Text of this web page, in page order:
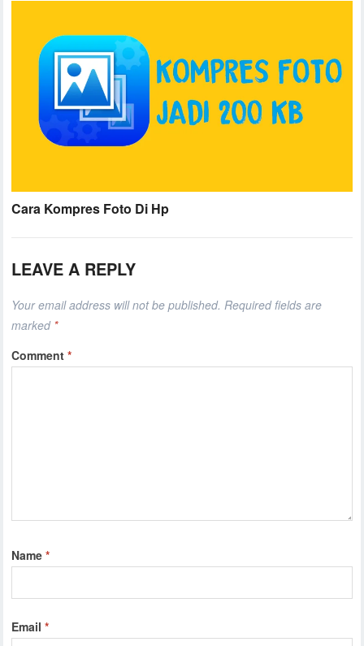
Cara Kompres Foto Di Hp
LEAVE A REPLY
Your email address will not be published. Required fields are
marked *
Comment*
Name*
Email*